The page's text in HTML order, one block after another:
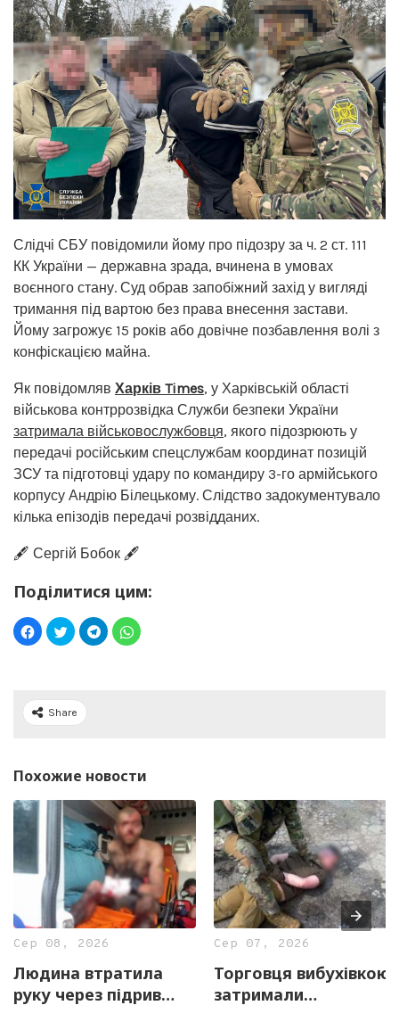
Слідчі СБУ повідомили йому про підозру за ч. 2 ст. 111
КК України — державна зрада, вчинена в умовах
воєнного стану. Суд обрав запобіжний захід у вигляді
тримання під вартою без права внесення застави.
Йому загрожує 15 років або довічне позбавлення волі з
конфіскацією майна.
Як повідомляв Харків Times, у Харківській області
військова контррозвідка Служби безпеки України
затримала військовослужбовця, якого підозрюють у
передачі російським спецслужбам координат позицій
ЗСУ та підготовці удару по командиру 3-го армійського
корпусу Андрію Білецькому. Слідство задокументувало
кілька епізодів передачі розвідданих.
🖋️ Сергій Бобок 🖋️
Поділитися цим:
Share
Похожие новости
Сер 08, 2026
Людина втратила
руку через підрив
Сер 07, 2026
Торговця вибухівкою
затримали